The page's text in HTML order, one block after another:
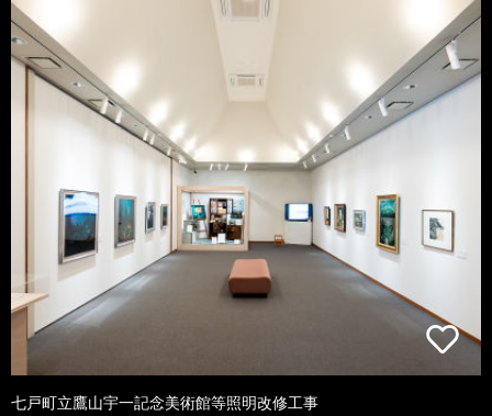
七戸町立鷹山宇一記念美術館等照明改修工事